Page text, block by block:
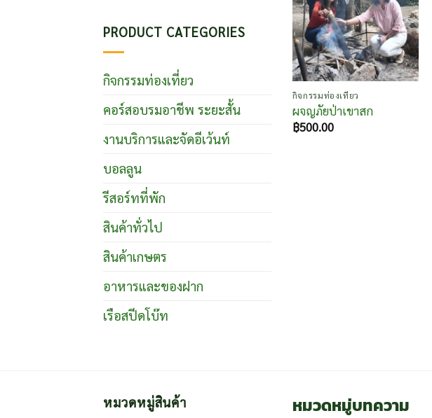
PRODUCT CATEGORIES
กิจกรรมท่องเที่ยว
คอร์สอบรมอาชีพ ระยะสั้น
งานบริการและจัดอีเว้นท์
บอลลูน
รีสอร์ทที่พัก
สินค้าทั่วไป
สินค้าเกษตร
อาหารและของฝาก
เรือสปีดโบ๊ท
กิจกรรมท่องเที่ยว
ผจญภัยป่าเขาสก
฿500.00
หมวดหมู่สินค้า หมวดหมู่บทความ